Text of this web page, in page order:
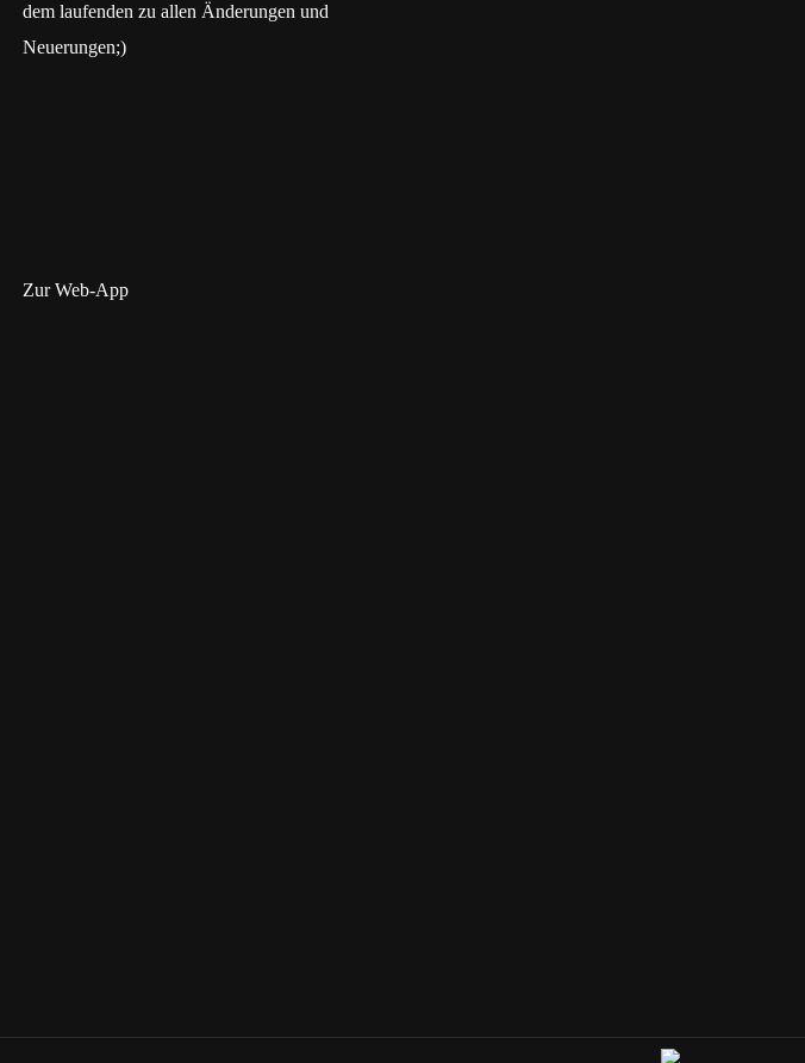
dem laufenden zu allen Änderungen und
Neuerungen;)
Zur Web-App